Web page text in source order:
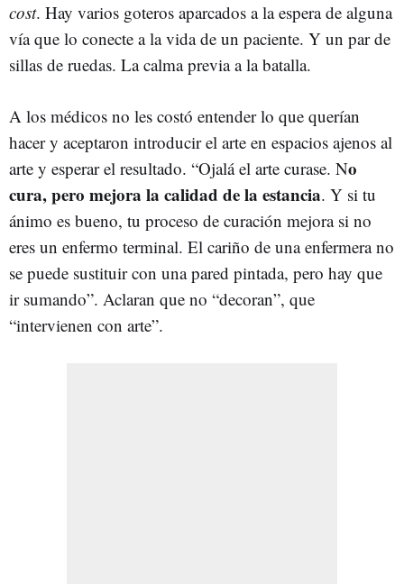
cost. Hay varios goteros aparcados a la espera de alguna
vía que lo conecte a la vida de un paciente. Y un par de
sillas de ruedas. La calma previa a la batalla.
A los médicos no les costó entender lo que querían
hacer y aceptaron introducir el arte en espacios ajenos al
arte y esperar el resultado. “Ojalá el arte curase. No
cura, pero mejora la calidad de la estancia. Y si tu
ánimo es bueno, tu proceso de curación mejora si no
eres un enfermo terminal. El cariño de una enfermera no
se puede sustituir con una pared pintada, pero hay que
ir sumando”. Aclaran que no “decoran”, que
“intervienen con arte”.